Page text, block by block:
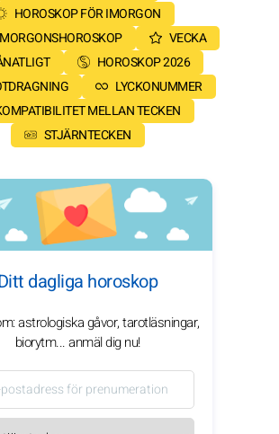
HOROSKOP FÖR IMORGON
VECKA
HOROSKOP 2026
LYCKONUMMER
MELLAN TECKEN
STJÄRNTECKEN
dagliga horoskop
astrologiska gåvor, tarotläsningar,
biorytm... anmäl dig nu!